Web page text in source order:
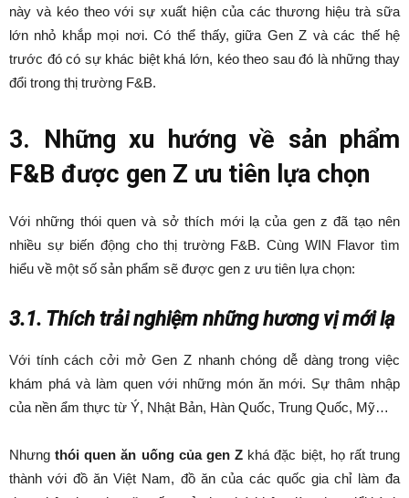
này và kéo theo với sự xuất hiện của các thương hiệu trà sữa
lớn nhỏ khắp mọi nơi. Có thể thấy, giữa Gen Z và các thế hệ
trước đó có sự khác biệt khá lớn, kéo theo sau đó là những thay
đổi trong thị trường F&B.
3. Những xu hướng về sản phẩm
F&B được gen Z ưu tiên lựa chọn
Với những thói quen và sở thích mới lạ của gen z đã tạo nên
nhiều sự biến động cho thị trường F&B. Cùng WIN Flavor tìm
hiểu về một số sản phẩm sẽ được gen z ưu tiên lựa chọn:
3.1. Thích trải nghiệm những hương vị mới lạ
Với tính cách cởi mở Gen Z nhanh chóng dễ dàng trong việc
khám phá và làm quen với những món ăn mới. Sự thâm nhập
của nền ẩm thực từ Ý, Nhật Bản, Hàn Quốc, Trung Quốc, Mỹ…
Nhưng thói quen ăn uống của gen Z khá đặc biệt, họ rất trung
thành với đồ ăn Việt Nam, đồ ăn của các quốc gia chỉ làm đa